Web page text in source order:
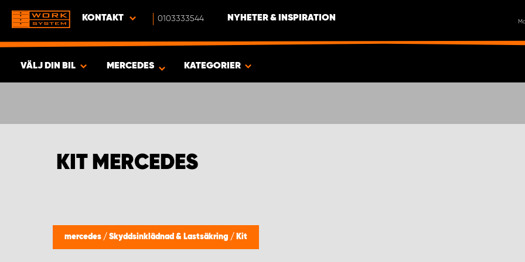
KONTAKT 0103333544 NYHETER & INSPIRATION
VÄLJ DIN BIL
PRODUKTER
MERCEDES KATEGORIER
KIT MERCEDES
mercedes / Skyddsinklädnad & Lastsäkring / Kit